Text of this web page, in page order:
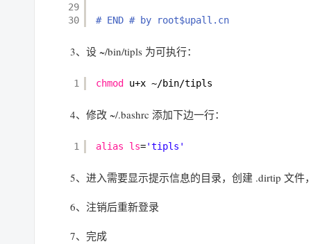
29
30
# END # by root$upall.cn
3、设 ~/bin/tipls 为可执行：
1 chmod u+x ~/bin/tipls
4、修改 ~/.bashrc 添加下边一行：
1 alias ls='tipls'
5、进入需要显示提示信息的目录，创建 .dirtip 文件
6、注销后重新登录
7、完成